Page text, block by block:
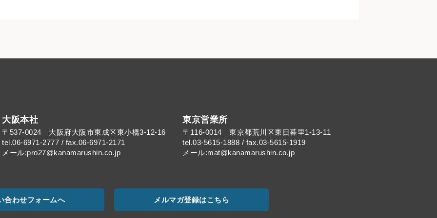
大阪本社
〒537-0024 大阪府大阪市東成区東小橋3-12-16
tel.06-6971-2777 / fax.06-6971-2171
メール:pro27@kanamarushin.co.jp​
東京営業所
〒116-0014 東京都荒川区東日暮里1-13-11
tel.03-5615-1888 / fax.03-5615-1919
メール:mat@kanamarushin.co.jp
合わせフォームへ メルマガ登録はこちら